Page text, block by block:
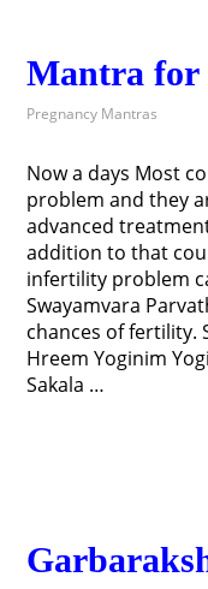
Mantra for
Pregnancy Mantras
Now a days Most
problem and they
advanced
addition to that
infertility problem
Swayamvara
chances of fertility.
Hreem Yoginim
Sakala …